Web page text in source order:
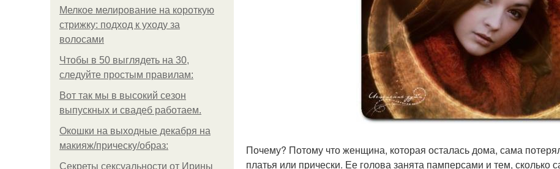
Мелкое мелирование на короткую
стрижку: подход к уходу за
волосами
Чтобы в 50 выглядеть на 30,
следуйте простым правилам:
Вот так мы в высокий сезон
выпускных и свадеб работаем.
Окошки на выходные декабря на
макияж/прическу/образ:
Секреты сексуальности от Ирины
Почему? Потому что женщина, которая осталась дома, сама
платья или прически. Ее голова занята памперсами и тем, сколько